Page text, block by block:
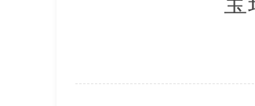
北京市东城区东